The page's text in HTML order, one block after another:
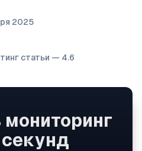
2025
статьи — 4.6
мониторинг